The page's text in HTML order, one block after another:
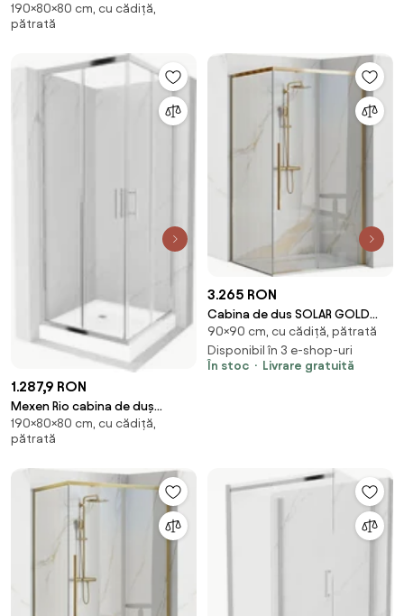
pătrată 80 x 80 cm,
transparentă, neagră + cădiță
00-4010B
190×80×80 cm, cu cădiță,
pătrată
1.287,9 RON
Mexen Rio cabina de duș
pătrată 80 x 80 cm,
transparent, crom + cadă de
190×80×80 cm, cu cădiță,
pătrată
3.265 RON
Cabina de dus SOLAR GOLD
90x90 cm
90×90 cm, cu cădiță, pătrată
Disponibil în 3 e-shop-uri
În stoc
Livrare gratuită